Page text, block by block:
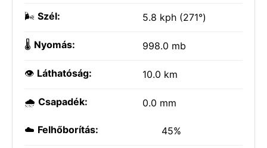
🌬️ Szél: 5.8 kph (271°)
🌡️ Nyomás: 998.0 mb
👁️ Láthatóság: 10.0 km
🌧️ Csapadék: 0.0 mm
☁️ Felhőborítás: 45%